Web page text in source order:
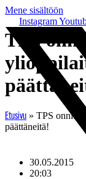
Mene sisältöön
Instagram
TPS
Etusivu » TPS
päättäneitä!
30.05.2015
20:03